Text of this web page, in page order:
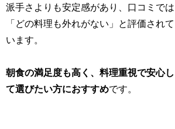
派手さよりも安定感があり、口コミでは
「どの料理も外れがない」と評価されて
います。
朝食の満足度も高く、料理重視で安心し
て選びたい方におすすめです。